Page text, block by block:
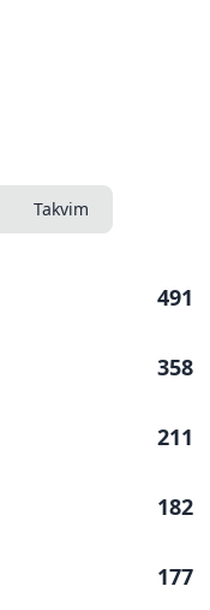
Takvim
491
358
211
182
177